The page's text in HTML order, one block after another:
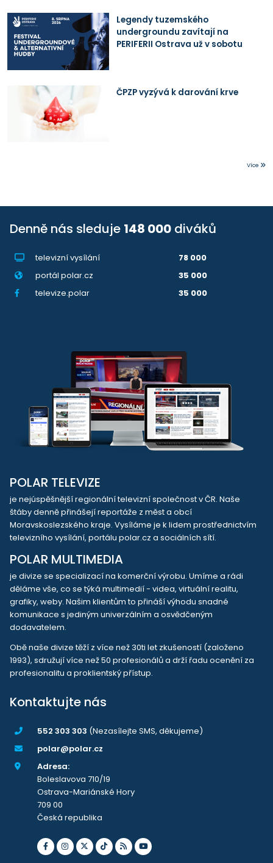
Legendy tuzemského
undergroundu zavítají na
PERIFERII Ostrava už v sobotu
ČPZP vyzývá k darování krve
Více
Denně nás sleduje 148 000 diváků
televizní vysílání
78 000
portál polar.cz
35 000
televize.polar
35 000
POLAR TELEVIZE
je nejúspěšnější regionální televizní společnost v ČR. Naše
štáby denně přinášejí reportáže z měst a obcí
Moravskoslezského kraje. Vysíláme je k lidem prostřednictvím
televizního vysílání, portálu polar.cz a sociálních sítí.
POLAR MULTIMEDIA
je divize se specializací na komerční výrobu. Umíme a rádi
děláme vše, co se týká multimedií - videa, virtuální realitu,
grafiky, weby. Našim klientům to přináší výhodu snadné
komunikace s jediným univerzálním a osvědčeným
dodavatelem.
Obě naše divize těží z více než 30ti let zkušeností (založeno
1993), sdružují více než 50 profesionálů a drží řadu ocenění za
profesionalitu a proklientský přístup.
Kontaktujte nás
552 303 303 (Nezasílejte SMS, děkujeme)
polar@polar.cz
Adresa:
Boleslavova 710/19
Ostrava-Mariánské Hory
709 00
Česká republika